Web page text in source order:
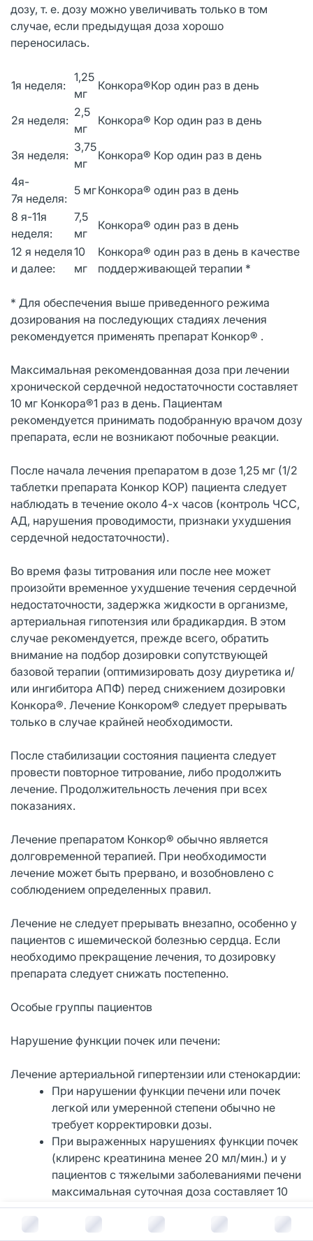
В корзину за
дозу, т. е. дозу можно увеличивать только в том
случае, если предыдущая доза хорошо
переносилась.
1я неделя:
1,25
мг
Конкора®Кор один раз в день
2я неделя:
2,5
мг
Конкора® Кор один раз в день
3я неделя:
3,75
мг
Конкора® Кор один раз в день
4я-
7я неделя:
5 мгКонкора® один раз в день
8 я-11я
неделя:
7,5
мг
Конкора® один раз в день
12 я неделя
и далее:
10
мг
Конкора® один раз в день в качестве
поддерживающей терапии *
* Для обеспечения выше приведенного режима
дозирования на последующих стадиях лечения
рекомендуется применять препарат Конкор® .
Максимальная рекомендованная доза при лечении
хронической сердечной недостаточности составляет
10 мг Конкора®1 раз в день. Пациентам
рекомендуется принимать подобранную врачом дозу
препарата, если не возникают побочные реакции.
После начала лечения препаратом в дозе 1,25 мг (1/2
таблетки препарата Конкор КОР) пациента следует
наблюдать в течение около 4-х часов (контроль ЧСС,
АД, нарушения проводимости, признаки ухудшения
сердечной недостаточности).
Во время фазы титрования или после нее может
произойти временное ухудшение течения сердечной
недостаточности, задержка жидкости в организме,
артериальная гипотензия или брадикардия. В этом
случае рекомендуется, прежде всего, обратить
внимание на подбор дозировки сопутствующей
базовой терапии (оптимизировать дозу диуретика и/
или ингибитора АПФ) перед снижением дозировки
Конкора®. Лечение Конкором® следует прерывать
только в случае крайней необходимости.
После стабилизации состояния пациента следует
провести повторное титрование, либо продолжить
лечение. Продолжительность лечения при всех
показаниях.
Лечение препаратом Конкор® обычно является
долговременной терапией. При необходимости
лечение может быть прервано, и возобновлено с
соблюдением определенных правил.
Лечение не следует прерывать внезапно, особенно у
пациентов с ишемической болезнью сердца. Если
необходимо прекращение лечения, то дозировку
препарата следует снижать постепенно.
Особые группы пациентов
Нарушение функции почек или печени:
Лечение артериальной гипертензии или стенокардии:
При нарушении функции печени или почек
легкой или умеренной степени обычно не
требует корректировки дозы.
При выраженных нарушениях функции почек
(клиренс креатинина менее 20 мл/мин.) и у
пациентов с тяжелыми заболеваниями печени
максимальная суточная доза составляет 10
мг.
Пожилые пациенты: